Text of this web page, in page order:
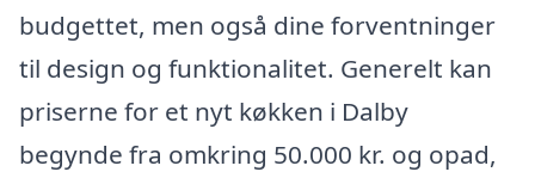
budgettet, men også dine forventninger
til design og funktionalitet. Generelt kan
priserne for et nyt køkken i Dalby
begynde fra omkring 50.000 kr. og opad,